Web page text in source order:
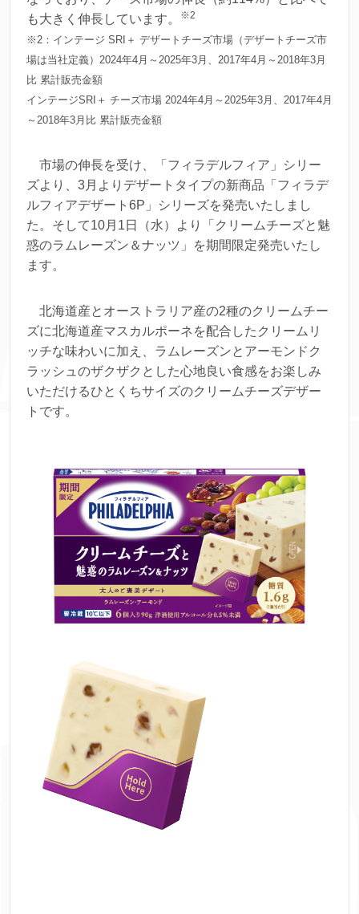
も大きく伸長しています。
※2
※2：インテージ SRI＋ デザートチーズ市場（デザートチーズ市
場は当社定義）2024年4月～2025年3月、2017年4月～2018年3月
比 累計販売金額
インテージSRI＋ チーズ市場 2024年4月～2025年3月、2017年4月
～2018年3月比 累計販売金額
市場の伸長を受け、「フィラデルフィア」シリー
ズより、3月よりデザートタイプの新商品「フィラデ
ルフィアデザート6P」シリーズを発売いたしまし
た。そして10月1日（水）より「クリームチーズと魅
惑のラムレーズン＆ナッツ」を期間限定発売いたし
ます。
北海道産とオーストラリア産の2種のクリームチー
ズに北海道産マスカルポーネを配合したクリームリ
ッチな味わいに加え、ラムレーズンとアーモンドク
ラッシュのザクザクとした心地良い食感をお楽しみ
いただけるひとくちサイズのクリームチーズデザー
トです。